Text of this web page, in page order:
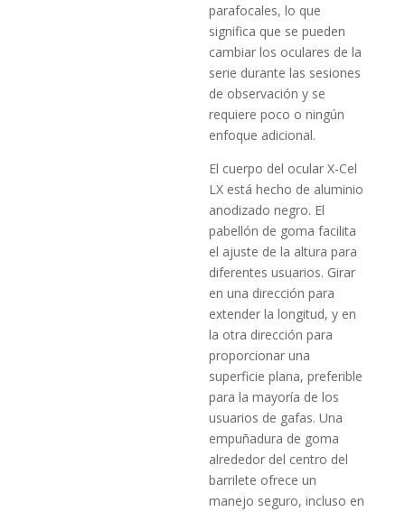
parafocales, lo que
significa que se pueden
cambiar los oculares de la
serie durante las sesiones
de observación y se
requiere poco o ningún
enfoque adicional.
El cuerpo del ocular X-Cel
LX está hecho de aluminio
anodizado negro. El
pabellón de goma facilita
el ajuste de la altura para
diferentes usuarios. Girar
en una dirección para
extender la longitud, y en
la otra dirección para
proporcionar una
superficie plana, preferible
para la mayoría de los
usuarios de gafas. Una
empuñadura de goma
alrededor del centro del
barrilete ofrece un
manejo seguro, incluso en